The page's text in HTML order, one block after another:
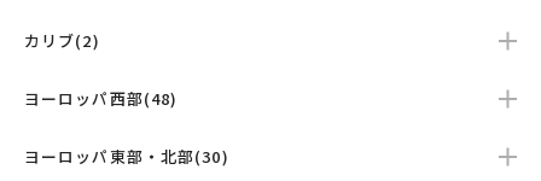
カリブ(2)
ヨーロッパ西部(48)
ヨーロッパ東部・北部(30)